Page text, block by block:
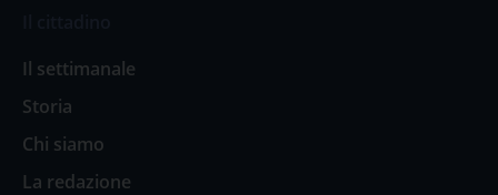
Il settimanale
Storia
Chi siamo
La redazione